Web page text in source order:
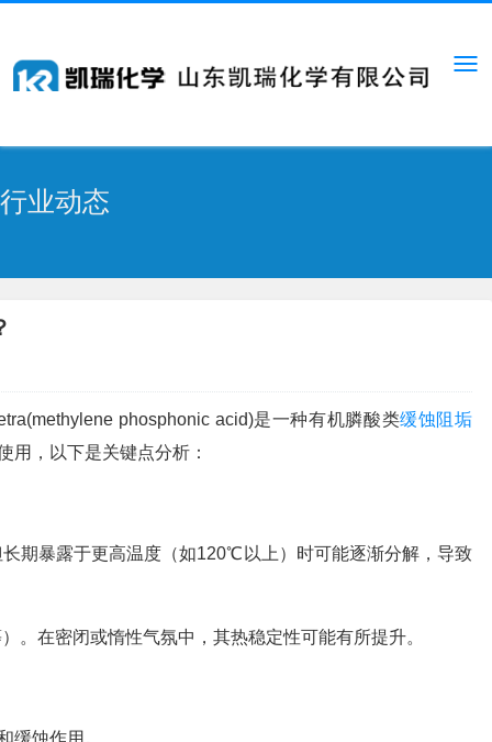
行业动态
phosphonic acid)是一种有机膦酸类缓蚀阻垢
用，以下是关键点分析：
期暴露于更高温度（如120℃以上）时可能逐渐分解，导致
。在密闭或惰性气氛中，其热稳定性可能有所提升。
缓蚀作用。